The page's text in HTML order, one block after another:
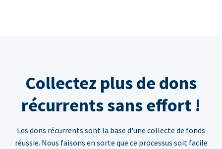
Collectez plus de dons
récurrents sans effort !
Les dons récurrents sont la base d'une collecte de fonds
réussie. Nous faisons en sorte que ce processus soit facile